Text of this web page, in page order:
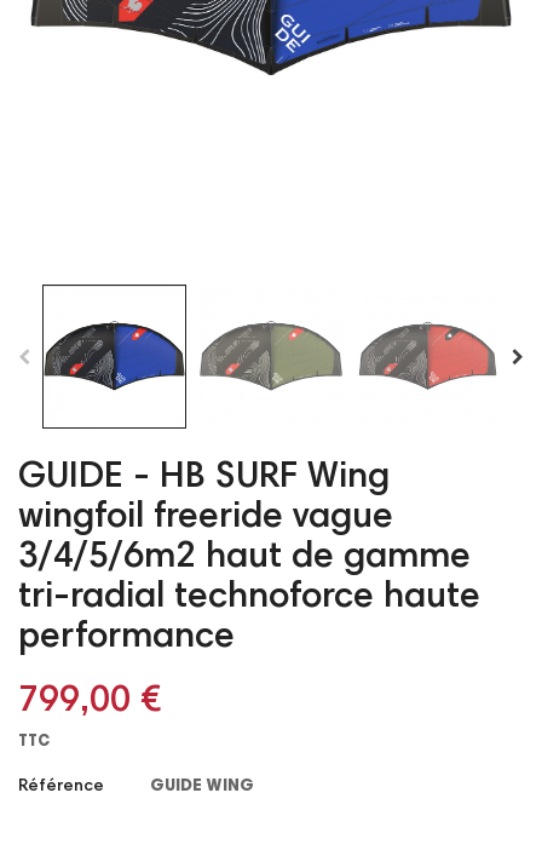
GUIDE - HB SURF Wing
wingfoil freeride vague
3/4/5/6m2 haut de gamme
tri-radial technoforce haute
performance
799,00 €
TTC
Référence GUIDE WING